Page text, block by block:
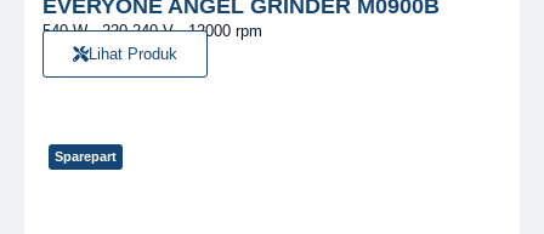
EVERYONE ANGEL GRINDER M0900B
540 W · 220-240 V · 12000 rpm
Lihat Produk
Sparepart